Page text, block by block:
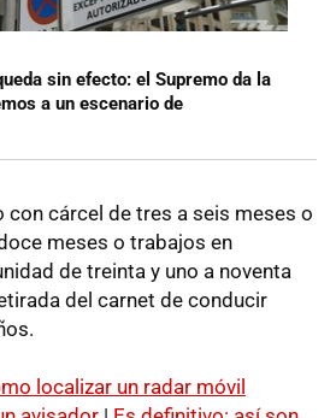
sin efecto: el Supremo da la
a un escenario de
con cárcel de tres a seis meses o
meses o trabajos en
de treinta y uno a noventa
del carnet de conducir
localizar un radar móvil